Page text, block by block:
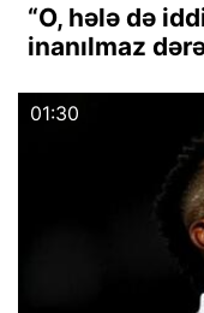
“O, hələ də
inanılmaz
01:30